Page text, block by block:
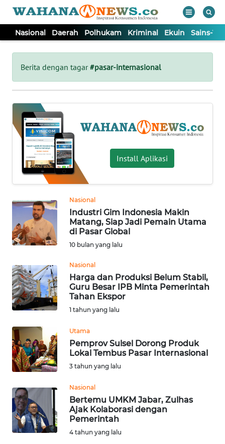
Nasional Daerah Polhukam Kriminal Ekuin Sains-
Berita dengan tagar#pasar-internasional
Install Aplikasi
Nasional
Industri Gim Indonesia Makin
Matang, Siap Jadi Pemain Utama
di Pasar Global
10 bulan yang lalu
Nasional
Harga dan Produksi Belum Stabil,
Guru Besar IPB Minta Pemerintah
Tahan Ekspor
1 tahun yang lalu
Utama
Pemprov Sulsel Dorong Produk
Lokal Tembus Pasar Internasional
3 tahun yang lalu
Nasional
Bertemu UMKM Jabar, Zulhas
Ajak Kolaborasi dengan
Pemerintah
4 tahun yang lalu
Tutup
NASIONAL
DAERAH
POLHUKAM
KRIMINAL
EKUIN
SAINS-TEKNO
INTERNASIONAL
PENDIDIKAN
OLAHRAGA
OPINI
EDITORIAL